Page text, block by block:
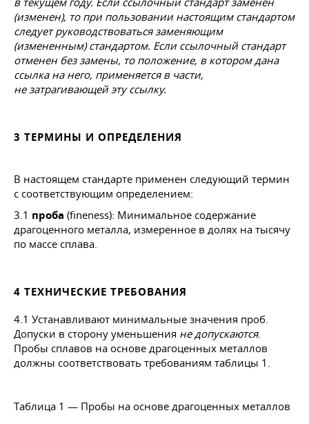
(изменен), то при пользовании настоящим стандартом
следует руководствоваться заменяющим
(измененным) стандартом. Если ссылочный стандарт
отменен без замены, то положение, в котором дана
ссылка на него, применяется в части,
не затрагивающей эту ссылку.
3 ТЕРМИНЫ И ОПРЕДЕЛЕНИЯ
В настоящем стандарте применен следующий термин
с соответствующим определением:
3.1 проба (fineness): Минимальное содержание
драгоценного металла, измеренное в долях на тысячу
по массе сплава.
4 ТЕХНИЧЕСКИЕ ТРЕБОВАНИЯ
4.1 Устанавливают минимальные значения проб.
Допуски в сторону уменьшения не допускаются.
Пробы сплавов на основе драгоценных металлов
должны соответствовать требованиям таблицы 1.
Таблица 1 — Пробы на основе драгоценных металлов